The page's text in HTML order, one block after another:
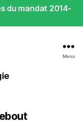
du mandat 2014-
Menu